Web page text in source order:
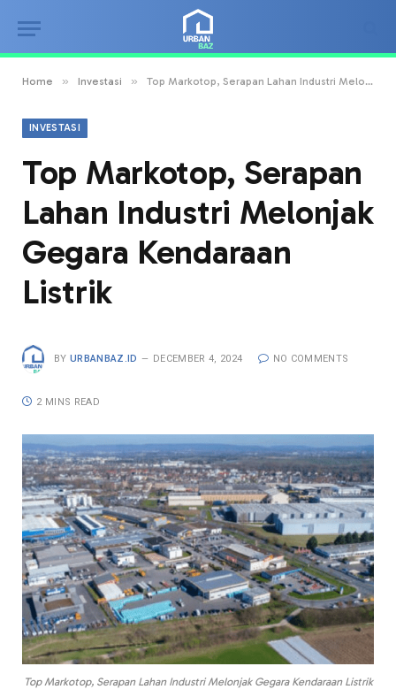
Home » Investasi » Top Markotop, Serapan Lahan Industri Melonjak Gegara Kendaraan Listrik
INVESTASI
Top Markotop, Serapan
Lahan Industri Melonjak
Gegara Kendaraan
Listrik
BY URBANBAZ.ID DECEMBER 4, 2024 NO COMMENTS
2 MINS READ
Top Markotop, Serapan Lahan Industri Melonjak Gegara Kendaraan Listrik